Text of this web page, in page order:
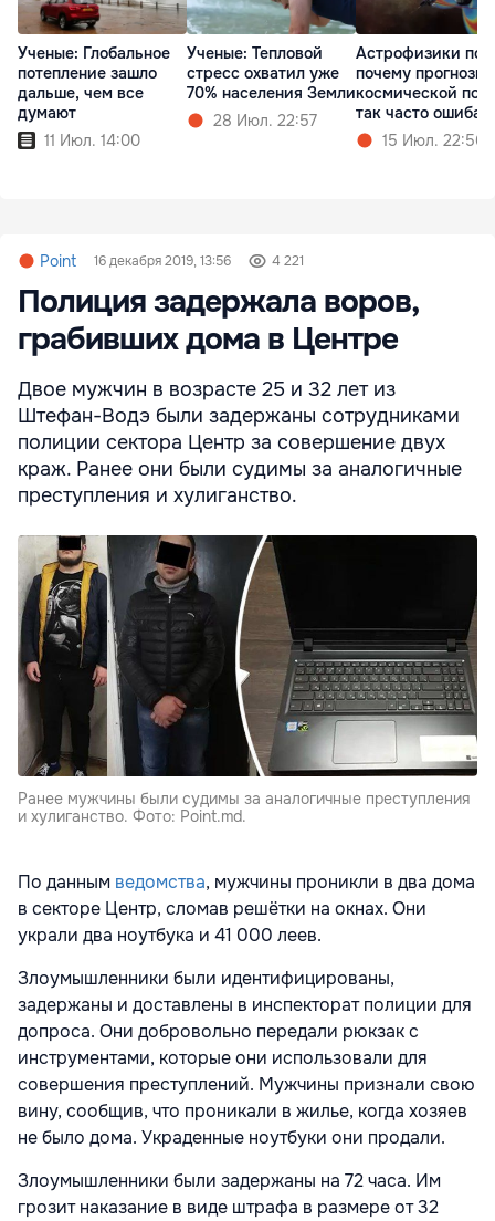
Ученые: Глобальное
потепление зашло
дальше, чем все
думают
11 Июл. 14:00
Ученые: Тепловой
стресс охватил уже
70% населения Земли
28 Июл. 22:57
Астрофизики
почему прогнозы
космической
так часто
15 Июл. 22:56
Point 16 декабря 2019, 13:56 4 221
Полиция задержала воров,
грабивших дома в Центре
Двое мужчин в возрасте 25 и 32 лет из
Штефан-Водэ были задержаны сотрудниками
полиции сектора Центр за совершение двух
краж. Ранее они были судимы за аналогичные
преступления и хулиганство.
Ранее мужчины были судимы за аналогичные преступления
и хулиганство. Фото: Point.md.
По данным ведомства, мужчины проникли в два дома
в секторе Центр, сломав решётки на окнах. Они
украли два ноутбука и 41 000 леев.
Злоумышленники были идентифицированы,
задержаны и доставлены в инспекторат полиции для
допроса. Они добровольно передали рюкзак с
инструментами, которые они использовали для
совершения преступлений. Мужчины признали свою
вину, сообщив, что проникали в жилье, когда хозяев
не было дома. Украденные ноутбуки они продали.
Злоумышленники были задержаны на 72 часа. Им
грозит наказание в виде штрафа в размере от 32